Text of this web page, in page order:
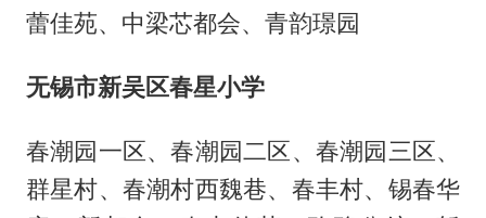
蕾佳苑、中梁芯都会、青韵璟园
无锡市新吴区春星小学
春潮园一区、春潮园二区、春潮园三区、
群星村、春潮村西魏巷、春丰村、锡春华